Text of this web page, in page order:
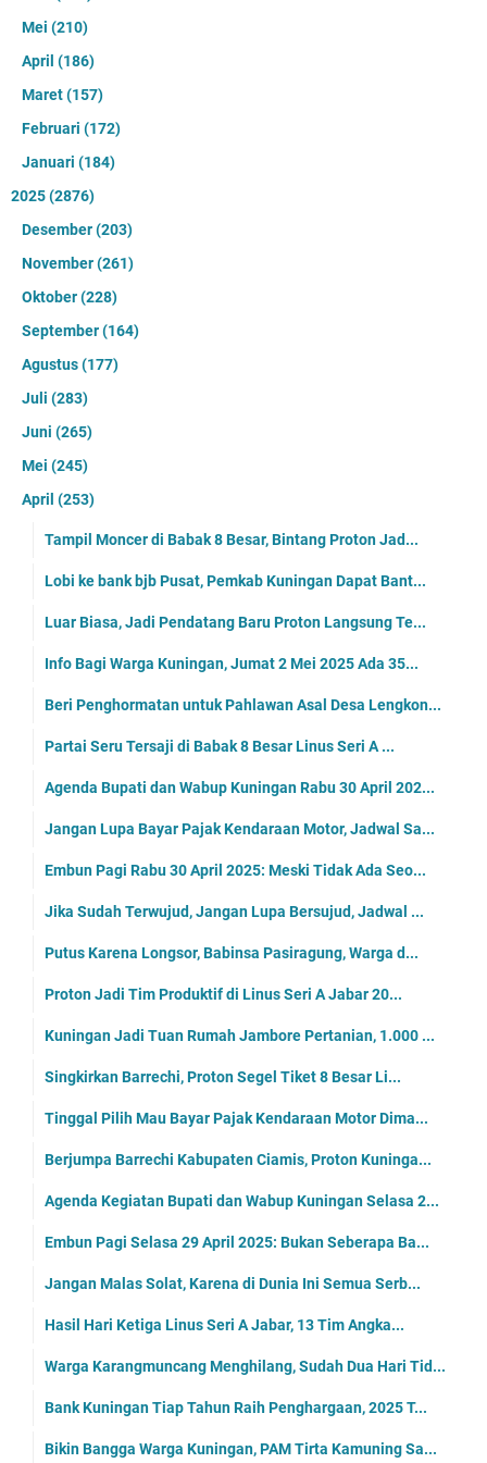
Mei (210)
April (186)
Maret(157)
Februari (172)
Januari (184)
2025(2876)
Desember(203)
November(261)
Oktober(228)
September(164)
Agustus(177)
Juli (283)
Juni (265)
Mei (245)
April (253)
Tampil Moncer di Babak 8 Besar, Bintang Proton Jad...
Lobi ke bank bjb Pusat, Pemkab Kuningan Dapat Bant...
Luar Biasa, Jadi Pendatang Baru Proton Langsung Te...
Info Bagi Warga Kuningan, Jumat 2 Mei 2025 Ada 35...
Beri Penghormatan untuk Pahlawan Asal Desa Lengkon...
Partai Seru Tersaji di Babak 8 Besar Linus Seri A ...
Agenda Bupati dan Wabup Kuningan Rabu 30 April 202...
Jangan Lupa Bayar Pajak Kendaraan Motor, Jadwal Sa...
Embun Pagi Rabu 30 April 2025: Meski Tidak Ada Seo...
Jika Sudah Terwujud, Jangan Lupa Bersujud, Jadwal ...
Putus Karena Longsor, Babinsa Pasiragung, Warga d...
Proton Jadi Tim Produktif di Linus Seri A Jabar 20...
Kuningan Jadi Tuan Rumah Jambore Pertanian, 1.000 ...
Singkirkan Barrechi, Proton Segel Tiket 8 Besar Li...
Tinggal Pilih Mau Bayar Pajak Kendaraan Motor Dima...
Berjumpa Barrechi Kabupaten Ciamis, Proton Kuninga...
Agenda Kegiatan Bupati dan Wabup Kuningan Selasa 2...
Embun Pagi Selasa 29 April 2025: Bukan Seberapa Ba...
Jangan Malas Solat, Karena di Dunia Ini Semua Serb...
Hasil Hari Ketiga Linus Seri A Jabar, 13 Tim Angka...
Warga Karangmuncang Menghilang, Sudah Dua Hari Tid...
Bank Kuningan Tiap Tahun Raih Penghargaan, 2025 T...
Bikin Bangga Warga Kuningan, PAM Tirta Kamuning Sa...